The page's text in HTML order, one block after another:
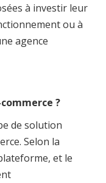
à investir leur
ou à
agence
?
de solution
Selon la
et le